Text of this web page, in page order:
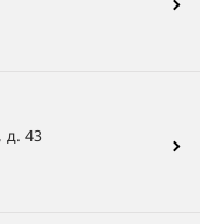
д. 43